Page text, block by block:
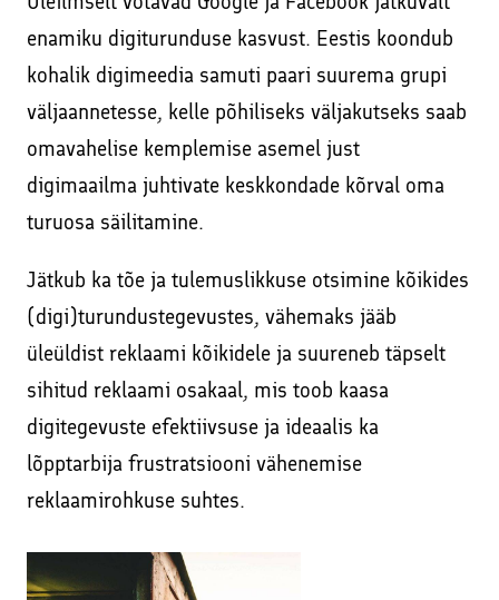
enamiku digiturunduse kasvust. Eestis koondub
kohalik digimeedia samuti paari suurema grupi
väljaannetesse, kelle põhiliseks väljakutseks saab
omavahelise kemplemise asemel just
digimaailma juhtivate keskkondade kõrval oma
turuosa säilitamine.
Jätkub ka tõe ja tulemuslikkuse otsimine kõikides
(digi)turundustegevustes, vähemaks jääb
üleüldist reklaami kõikidele ja suureneb täpselt
sihitud reklaami osakaal, mis toob kaasa
digitegevuste efektiivsuse ja ideaalis ka
lõpptarbija frustratsiooni vähenemise
reklaamirohkuse suhtes.